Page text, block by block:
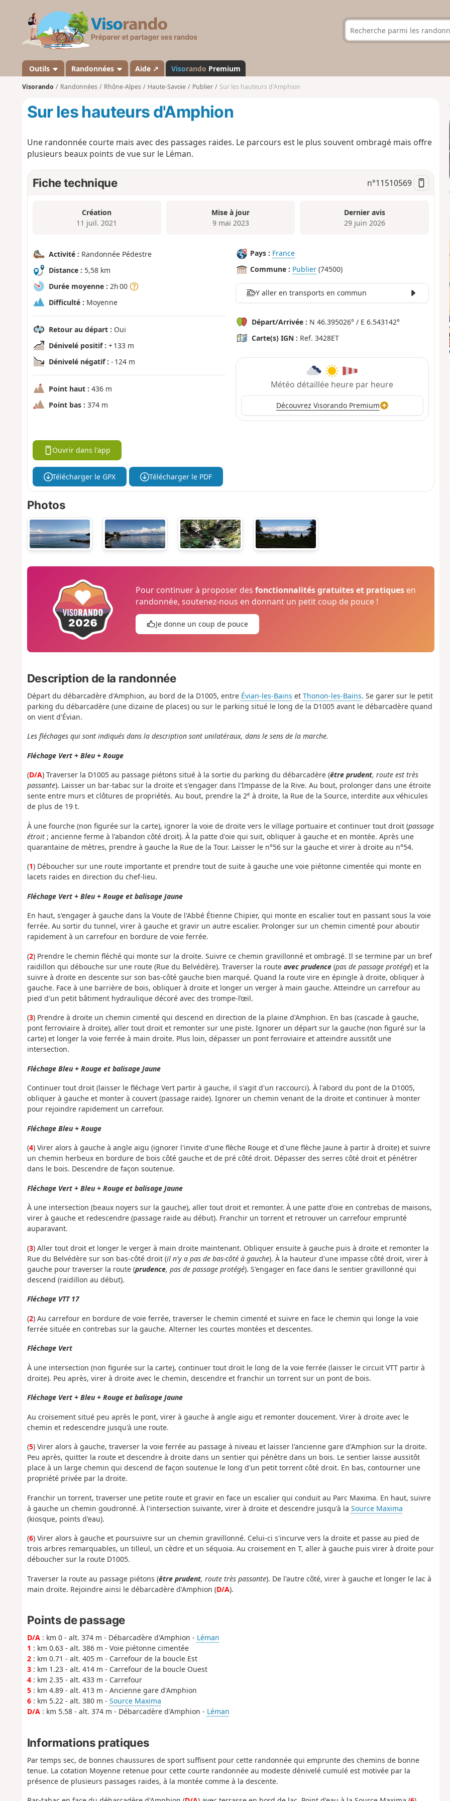
s
a
n
d
Outils Randonnées Aide ↗ Visorando Premium
Visorando Randonnées Rhône-Alpes Haute-Savoie Publier Sur les hauteurs d'Amphion
Sur les hauteurs d'Amphion
Une randonnée courte mais avec des passages raides. Le parcours est le plus souvent ombragé mais offre
plusieurs beaux points de vue sur le Léman.
Fiche technique n°11510569
Création
11 juil. 2021
Mise à jour
9 mai 2023
Dernier avis
29 juin 2026
Activité : Randonnée Pédestre
Distance : 5,58 km
Durée moyenne : 2h 00
Difficulté : Moyenne
Retour au départ : Oui
Dénivelé positif : + 133 m
Dénivelé négatif : - 124 m
Point haut : 436 m
Point bas : 374 m
Pays : France
Commune : Publier (74500)
Y aller en transports en commun
Départ/Arrivée : N 46.395026° / E 6.543142°
Carte(s) IGN : Ref. 3428ET
Météo détaillée heure par heure
Découvrez Visorando Premium
Ouvrir dans l'app
Télécharger le GPX Télécharger le PDF
Photos
Pour continuer à proposer desfonctionnalités gratuites et pratiques en
randonnée, soutenez-nous en donnant un petit coup de pouce !
Je donne un coup de pouce
Description de la randonnée
Départ du débarcadère d'Amphion, au bord de la D1005, entre Évian-les-Bains et Thonon-les-Bains. Se garer sur le petit
parking du débarcadère (une dizaine de places) ou sur le parking situé le long de la D1005 avant le débarcadère quand
on vient d'Évian.
Les fléchages qui sont indiqués dans la description sont unilatéraux, dans le sens de la marche.
Fléchage Vert + Bleu + Rouge
(D/A) Traverser la D1005 au passage piétons situé à la sortie du parking du débarcadère (être prudent, route est très
passante). Laisser un bar-tabac sur la droite et s'engager dans l'Impasse de la Rive. Au bout, prolonger dans une étroite
sente entre murs et clôtures de propriétés. Au bout, prendre la 2eà droite, la Rue de la Source, interdite aux véhicules
de plus de 19 t.
À une fourche (non figurée sur la carte), ignorer la voie de droite vers le village portuaire et continuer tout droit (passage
étroit; ancienne ferme à l'abandon côté droit). À la patte d'oie qui suit, obliquer à gauche et en montée. Après une
quarantaine de mètres, prendre à gauche la Rue de la Tour. Laisser le n°56 sur la gauche et virer à droite au n°54.
(1) Déboucher sur une route importante et prendre tout de suite à gauche une voie piétonne cimentée qui monte en
lacets raides en direction du chef-lieu.
Fléchage Vert + Bleu + Rouge et balisage Jaune
En haut, s'engager à gauche dans la Voute de l'Abbé Étienne Chipier, qui monte en escalier tout en passant sous la voie
ferrée. Au sortir du tunnel, virer à gauche et gravir un autre escalier. Prolonger sur un chemin cimenté pour aboutir
rapidement à un carrefour en bordure de voie ferrée.
(2) Prendre le chemin fléché qui monte sur la droite. Suivre ce chemin gravillonné et ombragé. Il se termine par un bref
raidillon qui débouche sur une route (Rue du Belvédère). Traverser la route avec prudence(pas de passage protégé) et la
suivre à droite en descente sur son bas-côté gauche bien marqué. Quand la route vire en épingle à droite, obliquer à
gauche. Face à une barrière de bois, obliquer à droite et longer un verger à main gauche. Atteindre un carrefour au
pied d'un petit bâtiment hydraulique décoré avec des trompe-l’œil.
(3) Prendre à droite un chemin cimenté qui descend en direction de la plaine d'Amphion. En bas (cascade à gauche,
pont ferroviaire à droite), aller tout droit et remonter sur une piste. Ignorer un départ sur la gauche (non figuré sur la
carte) et longer la voie ferrée à main droite. Plus loin, dépasser un pont ferroviaire et atteindre aussitôt une
intersection.
Fléchage Bleu + Rouge et balisage Jaune
Continuer tout droit (laisser le fléchage Vert partir à gauche, il s'agit d'un raccourci). À l'abord du pont de la D1005,
obliquer à gauche et monter à couvert (passage raide). Ignorer un chemin venant de la droite et continuer à monter
pour rejoindre rapidement un carrefour.
Fléchage Bleu + Rouge
(4) Virer alors à gauche à angle aigu (ignorer l'invite d'une flèche Rouge et d'une flèche Jaune à partir à droite) et suivre
un chemin herbeux en bordure de bois côté gauche et de pré côté droit. Dépasser des serres côté droit et pénétrer
dans le bois. Descendre de façon soutenue.
Fléchage Vert + Bleu + Rouge et balisage Jaune
À une intersection (beaux noyers sur la gauche), aller tout droit et remonter. À une patte d'oie en contrebas de maisons,
virer à gauche et redescendre (passage raide au début). Franchir un torrent et retrouver un carrefour emprunté
auparavant.
(3) Aller tout droit et longer le verger à main droite maintenant. Obliquer ensuite à gauche puis à droite et remonter la
Rue du Belvédère sur son bas-côté droit (il n'y a pas de bas-côté à gauche). À la hauteur d'une impasse côté droit, virer à
gauche pour traverser la route (prudence, pas de passage protégé). S'engager en face dans le sentier gravillonné qui
descend (raidillon au début).
Fléchage VTT 17
(2) Au carrefour en bordure de voie ferrée, traverser le chemin cimenté et suivre en face le chemin qui longe la voie
ferrée située en contrebas sur la gauche. Alterner les courtes montées et descentes.
Fléchage Vert
À une intersection (non figurée sur la carte), continuer tout droit le long de la voie ferrée (laisser le circuit VTT partir à
droite). Peu après, virer à droite avec le chemin, descendre et franchir un torrent sur un pont de bois.
Fléchage Vert + Bleu + Rouge et balisage Jaune
Au croisement situé peu après le pont, virer à gauche à angle aigu et remonter doucement. Virer à droite avec le
chemin et redescendre jusqu'à une route.
(5) Virer alors à gauche, traverser la voie ferrée au passage à niveau et laisser l'ancienne gare d'Amphion sur la droite.
Peu après, quitter la route et descendre à droite dans un sentier qui pénètre dans un bois. Le sentier laisse aussitôt
place à un large chemin qui descend de façon soutenue le long d'un petit torrent côté droit. En bas, contourner une
propriété privée par la droite.
Franchir un torrent, traverser une petite route et gravir en face un escalier qui conduit au Parc Maxima. En haut, suivre
à gauche un chemin goudronné. À l'intersection suivante, virer à droite et descendre jusqu'à la Source Maxima
(kiosque, points d'eau).
(6) Virer alors à gauche et poursuivre sur un chemin gravillonné. Celui-ci s'incurve vers la droite et passe au pied de
trois arbres remarquables, un tilleul, un cèdre et un séquoia. Au croisement en T, aller à gauche puis virer à droite pour
déboucher sur la route D1005.
Traverser la route au passage piétons (être prudent, route très passante). De l'autre côté, virer à gauche et longer le lac à
main droite. Rejoindre ainsi le débarcadère d'Amphion (D/A).
Points de passage
D/A: km 0 - alt. 374 m - Débarcadère d'Amphion - Léman
1 : km 0.63 - alt. 386 m - Voie piétonne cimentée
2: km 0.71 - alt. 405 m - Carrefour de la boucle Est
3: km 1.23 - alt. 414 m - Carrefour de la boucle Ouest
4: km 2.35 - alt. 433 m - Carrefour
5: km 4.89 - alt. 413 m - Ancienne gare d'Amphion
6: km 5.22 - alt. 380 m - Source Maxima
D/A: km 5.58 - alt. 374 m - Débarcadère d'Amphion - Léman
Informations pratiques
Par temps sec, de bonnes chaussures de sport suffisent pour cette randonnée qui emprunte des chemins de bonne
tenue. La cotation Moyenne retenue pour cette courte randonnée au modeste dénivelé cumulé est motivée par la
présence de plusieurs passages raides, à la montée comme à la descente.